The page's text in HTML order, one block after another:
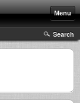
Menu
Search